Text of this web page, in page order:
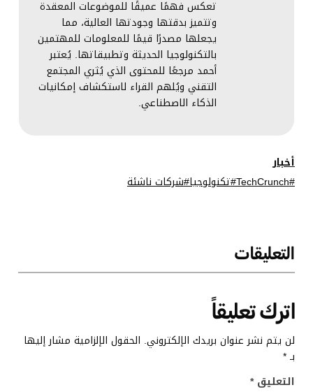
تعكس فهمًا عميقًا للموضوعات المعقدة
وتتميز بدقتها وجودتها العالية، مما
يجعلها مصدرًا قيمًا للمعلومات للمهتمين
بالتكنولوجيا الحديثة وتطبيقاتها. يُعتبر
أحمد مرجعًا للمحتوى الذي يُثري المجتمع
التقني ويُلهم القراء لاستكشاف إمكانيات
الذكاء الاصطناعي.
أخبار
TechCrunch تكنولوجيا شركات ناشئة
التعليقات
اترك تعليقاً
لن يتم نشر عنوان بريدك الإلكتروني. الحقول الإلزامية مشار إليها
بـ*
التعليق*